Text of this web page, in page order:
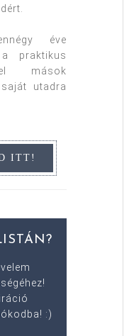
éve
praktikus
mások
utadra
:)